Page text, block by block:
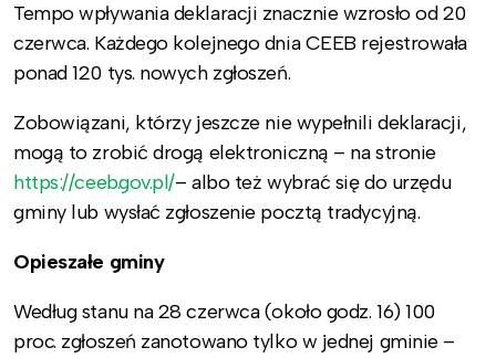
Tempo wpływania deklaracji znacznie wzrosło od 20
czerwca. Każdego kolejnego dnia CEEB rejestrowała
ponad 120 tys. nowych zgłoszeń.
Zobowiązani, którzy jeszcze nie wypełnili deklaracji,
mogą to zrobić drogą elektroniczną – na stronie
https://ceeb.gov.pl/– albo też wybrać się do urzędu
gminy lub wysłać zgłoszenie pocztą tradycyjną.
Opieszałe gminy
Według stanu na 28 czerwca (około godz. 16) 100
proc. zgłoszeń zanotowano tylko w jednej gminie –